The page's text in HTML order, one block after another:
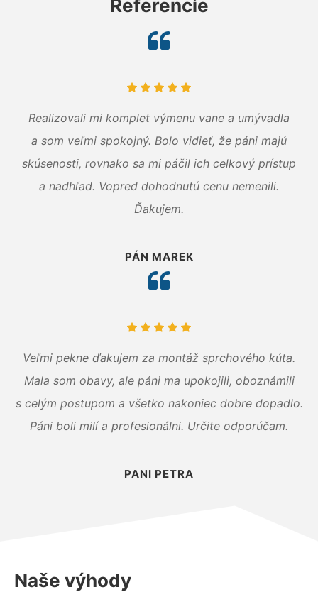
Referencie
Realizovali mi komplet výmenu vane a umývadla
a som veľmi spokojný. Bolo vidieť, že páni majú
skúsenosti, rovnako sa mi páčil ich celkový prístup
a nadhľad. Vopred dohodnutú cenu nemenili.
Ďakujem.
PÁN MAREK
Veľmi pekne ďakujem za montáž sprchového kúta.
Mala som obavy, ale páni ma upokojili, oboznámili
s celým postupom a všetko nakoniec dobre dopadlo.
Páni boli milí a profesionálni. Určite odporúčam.
PANI PETRA
Naše výhody